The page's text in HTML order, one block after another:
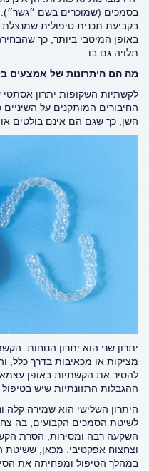
בסמכים (שמוכרים בשם ״גשר״).
בקביעת תכנית טיפולית שמנצלת
באופן המיטבי ביותר, כך
תלויה גם בו.
מה הם היתרונות של אמצעים
לקשתיות השקופות יתרון
החיבורים המותקנים על
השן, כך שגם הם אינם בולטים
יתרון שני הוא יתרון הנוחות.
מציקות או מכאיבות בדרך כלל,
להסיר את הקשתיות באופן
ההגבלות התזונתיות שיש
היתרון השלישי הוא שמירה קלה
לשיטת הסמכים הקבועים, בה
השקעה רבה ומסירות, הסרת
וצחצוח אפקטיבי. מכאן, ששיטת
במהלך הטיפול ומפחיתה את